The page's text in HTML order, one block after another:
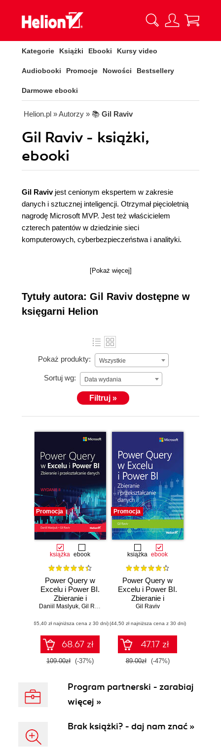
Kategorie Książki Ebooki Kursy video
Audiobooki Promocje Nowości Bestsellery
Darmowe ebooki
Helion.pl » Autorzy » 📚 Gil Raviv
Gil Raviv - książki,
ebooki
Gil Raviv jest cenionym ekspertem w zakresie
danych i sztucznej inteligencji. Otrzymał pięcioletnią
nagrodę Microsoft MVP. Jest też właścicielem
czterech patentów w dziedzinie sieci
komputerowych, cyberbezpieczeństwa i analityki.
[Pokaż więcej]
Tytuły autora: Gil Raviv dostępne w
księgarni Helion
Pokaż produkty: Wszystkie
Sortuj wg: Data wydania
Filtruj »
Promocja
książka ebook
Power Query w
Excelu i Power BI.
Zbieranie i
przekształcanie
Daniil Maslyuk, Gil Raviv
(65,40 zł najniższa cena z 30 dni)
68.67 zł
109.00zł (-37%)
Promocja
książka ebook
Power Query w
Excelu i Power BI.
Zbieranie i
przekształcanie
Gil Raviv
(44,50 zł najniższa cena z 30 dni)
47.17 zł
89.00zł (-47%)
Program partnerski - zarabiaj
więcej »
Brak książki? - daj nam znać »